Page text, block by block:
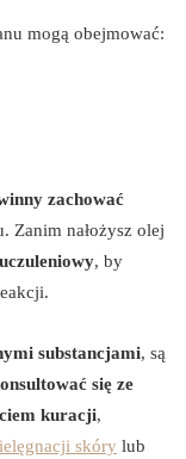
mogą obejmować:
zachować
Zanim nałożysz olej
, by
substancjami, są
się ze
kuracji,
skóry lub